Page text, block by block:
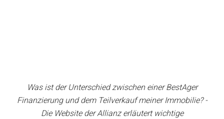
Was ist der Unterschied zwischen einer BestAger
Finanzierung und dem Teilverkauf meiner Immobilie? -
Die Website der Allianz erläutert wichtige